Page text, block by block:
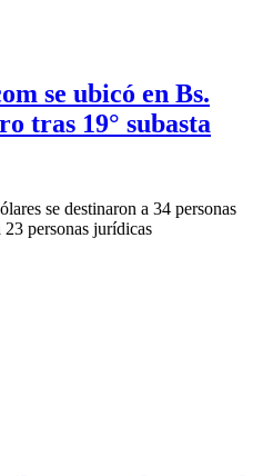
se ubicó en Bs.
tras 19° subasta
se destinaron a 34 personas
personas jurídicas